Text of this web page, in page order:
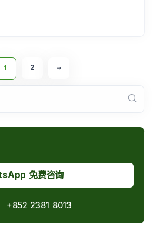
1 2
免费咨询
+852 2381 8013